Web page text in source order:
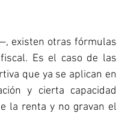
existen otras fórmulas
Es el caso de las
que ya se aplican en
y cierta capacidad
la renta y no gravan el